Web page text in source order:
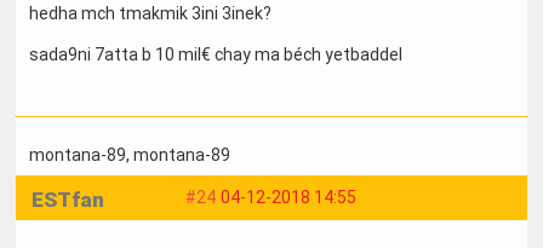
hedha mch tmakmik 3ini 3inek?
sada9ni 7atta b 10 mil€ chay ma béch yetbaddel
montana-89, montana-89
#24 04-12-2018 14:55
ESTfan